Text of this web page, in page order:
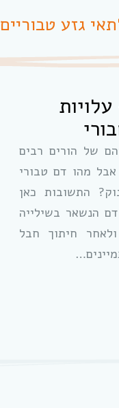
גזע טבוריים
של הורים רבים
מהו דם טבורי
התשובות כאן
הנשאר בשילייה
חיתוך חבל